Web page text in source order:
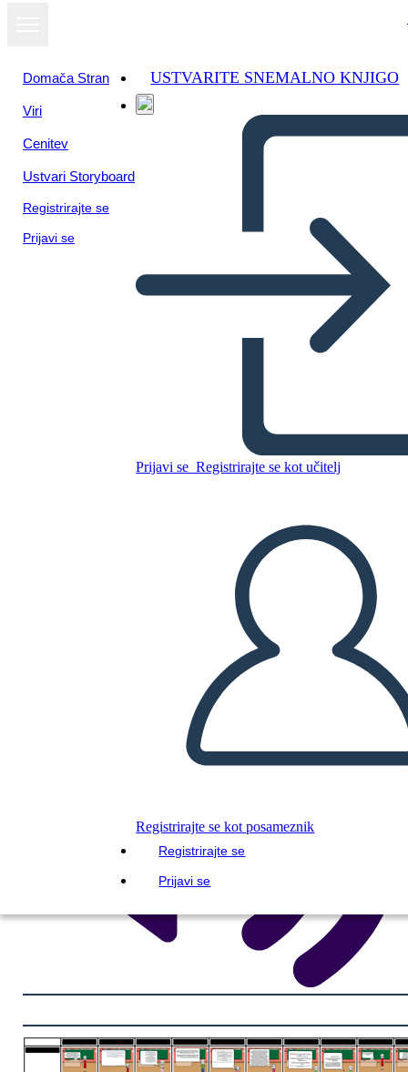
Domača Stran
Viri
Cenitev
Ustvari Storyboard
Registrirajte se
Prijavi se
USTVARITE SNEMALNO KNJIGO
Prijavi se Registrirajte se kot učitelj
Registrirajte se kot posameznik
Registrirajte se
Prijavi se
Untitled Storyboard
Kopirajte to snemalno knjigo
USTVARITE SNEMALNO KNJIGO
PREDVAJANJE DIAPROJEKCIJE
PREBERI MI
Oglejte si kot
diaprojekcijo